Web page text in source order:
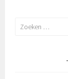
Zoeken